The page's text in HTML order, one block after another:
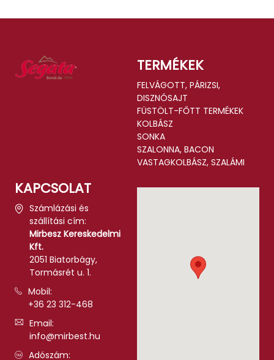
TERMÉKEK
FELVÁGOTT, PÁRIZSI,
DISZNÓSAJT
FÜSTÖLT-FŐTT TERMÉKEK
KOLBÁSZ
SONKA
SZALONNA, BACON
VASTAGKOLBÁSZ, SZALÁMI
KAPCSOLAT
Számlázási és
szállítási cím:
Mirbesz Kereskedelmi
Kft.
2051 Biatorbágy,
Tormásrét u. 1.
Mobil:
+36 23 312-468
Email:
info@mirbest.hu
Adószám: